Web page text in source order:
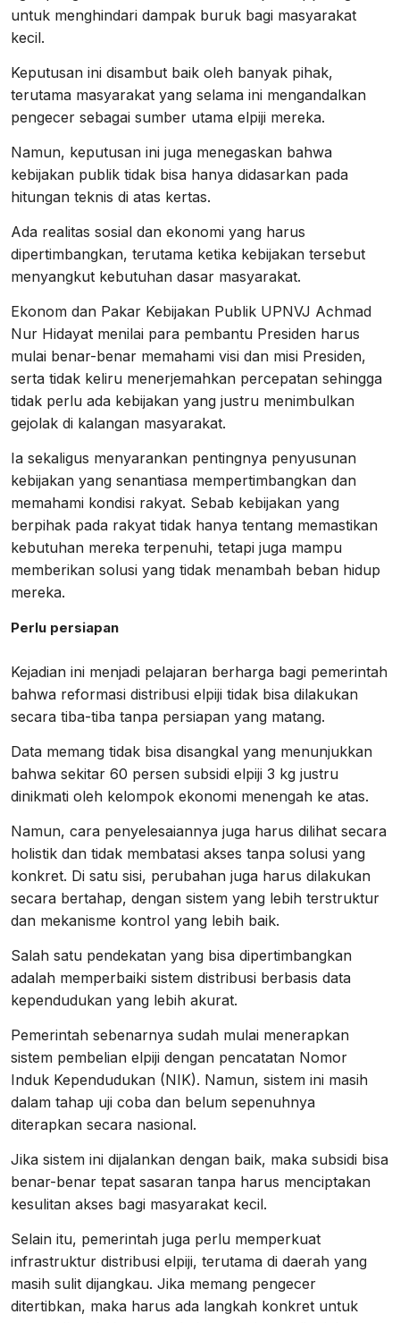
untuk menghindari dampak buruk bagi masyarakat
kecil.
Keputusan ini disambut baik oleh banyak pihak,
terutama masyarakat yang selama ini mengandalkan
pengecer sebagai sumber utama elpiji mereka.
Namun, keputusan ini juga menegaskan bahwa
kebijakan publik tidak bisa hanya didasarkan pada
hitungan teknis di atas kertas.
Ada realitas sosial dan ekonomi yang harus
dipertimbangkan, terutama ketika kebijakan tersebut
menyangkut kebutuhan dasar masyarakat.
Ekonom dan Pakar Kebijakan Publik UPNVJ Achmad
Nur Hidayat menilai para pembantu Presiden harus
mulai benar-benar memahami visi dan misi Presiden,
serta tidak keliru menerjemahkan percepatan sehingga
tidak perlu ada kebijakan yang justru menimbulkan
gejolak di kalangan masyarakat.
Ia sekaligus menyarankan pentingnya penyusunan
kebijakan yang senantiasa mempertimbangkan dan
memahami kondisi rakyat. Sebab kebijakan yang
berpihak pada rakyat tidak hanya tentang memastikan
kebutuhan mereka terpenuhi, tetapi juga mampu
memberikan solusi yang tidak menambah beban hidup
mereka.
Perlu persiapan
Kejadian ini menjadi pelajaran berharga bagi pemerintah
bahwa reformasi distribusi elpiji tidak bisa dilakukan
secara tiba-tiba tanpa persiapan yang matang.
Data memang tidak bisa disangkal yang menunjukkan
bahwa sekitar 60 persen subsidi elpiji 3 kg justru
dinikmati oleh kelompok ekonomi menengah ke atas.
Namun, cara penyelesaiannya juga harus dilihat secara
holistik dan tidak membatasi akses tanpa solusi yang
konkret. Di satu sisi, perubahan juga harus dilakukan
secara bertahap, dengan sistem yang lebih terstruktur
dan mekanisme kontrol yang lebih baik.
Salah satu pendekatan yang bisa dipertimbangkan
adalah memperbaiki sistem distribusi berbasis data
kependudukan yang lebih akurat.
Pemerintah sebenarnya sudah mulai menerapkan
sistem pembelian elpiji dengan pencatatan Nomor
Induk Kependudukan (NIK). Namun, sistem ini masih
dalam tahap uji coba dan belum sepenuhnya
diterapkan secara nasional.
Jika sistem ini dijalankan dengan baik, maka subsidi bisa
benar-benar tepat sasaran tanpa harus menciptakan
kesulitan akses bagi masyarakat kecil.
Selain itu, pemerintah juga perlu memperkuat
infrastruktur distribusi elpiji, terutama di daerah yang
masih sulit dijangkau. Jika memang pengecer
ditertibkan, maka harus ada langkah konkret untuk